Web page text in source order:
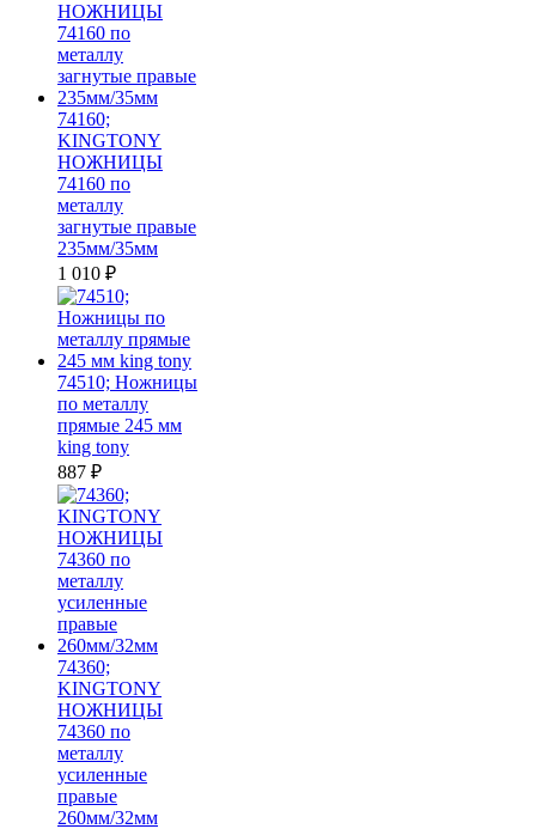
74160;
KINGTONY
НОЖНИЦЫ
74160 по
металлу
загнутые правые
235мм/35мм
1 010 ₽
74510; Ножницы
по металлу
прямые 245 мм
king tony
887 ₽
74360;
KINGTONY
НОЖНИЦЫ
74360 по
металлу
усиленные
правые
260мм/32мм